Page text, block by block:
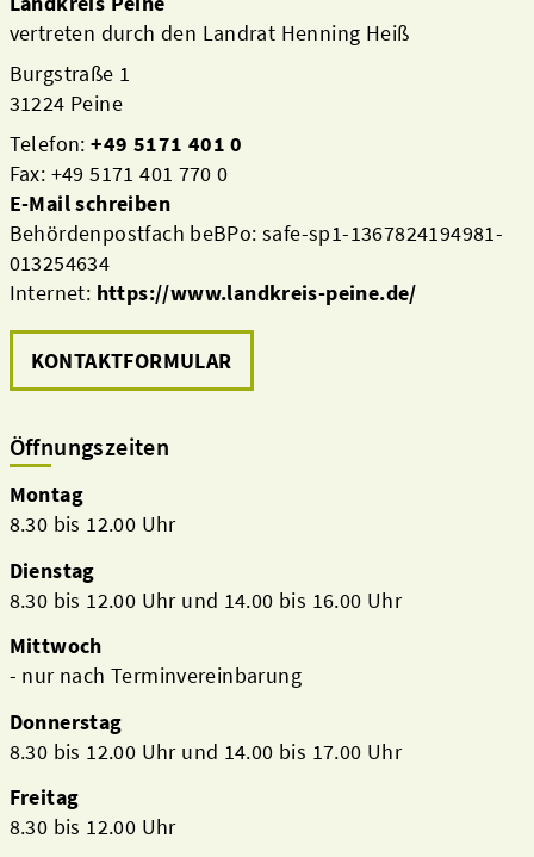
vertreten durch den Landrat Henning Heiß
Burgstraße 1
31224 Peine
Telefon:+49 5171 401 0
Fax: +49 5171 401 770 0
E-Mail schreiben
Behördenpostfach beBPo: safe-sp1-1367824194981-
013254634
Internet: https://www.landkreis-peine.de/
KONTAKTFORMULAR
Öffnungszeiten
Montag
8.30 bis 12.00 Uhr
Dienstag
8.30 bis 12.00 Uhr und 14.00 bis 16.00 Uhr
Mittwoch
- nur nach Terminvereinbarung
Donnerstag
8.30 bis 12.00 Uhr und 14.00 bis 17.00 Uhr
Freitag
8.30 bis 12.00 Uhr